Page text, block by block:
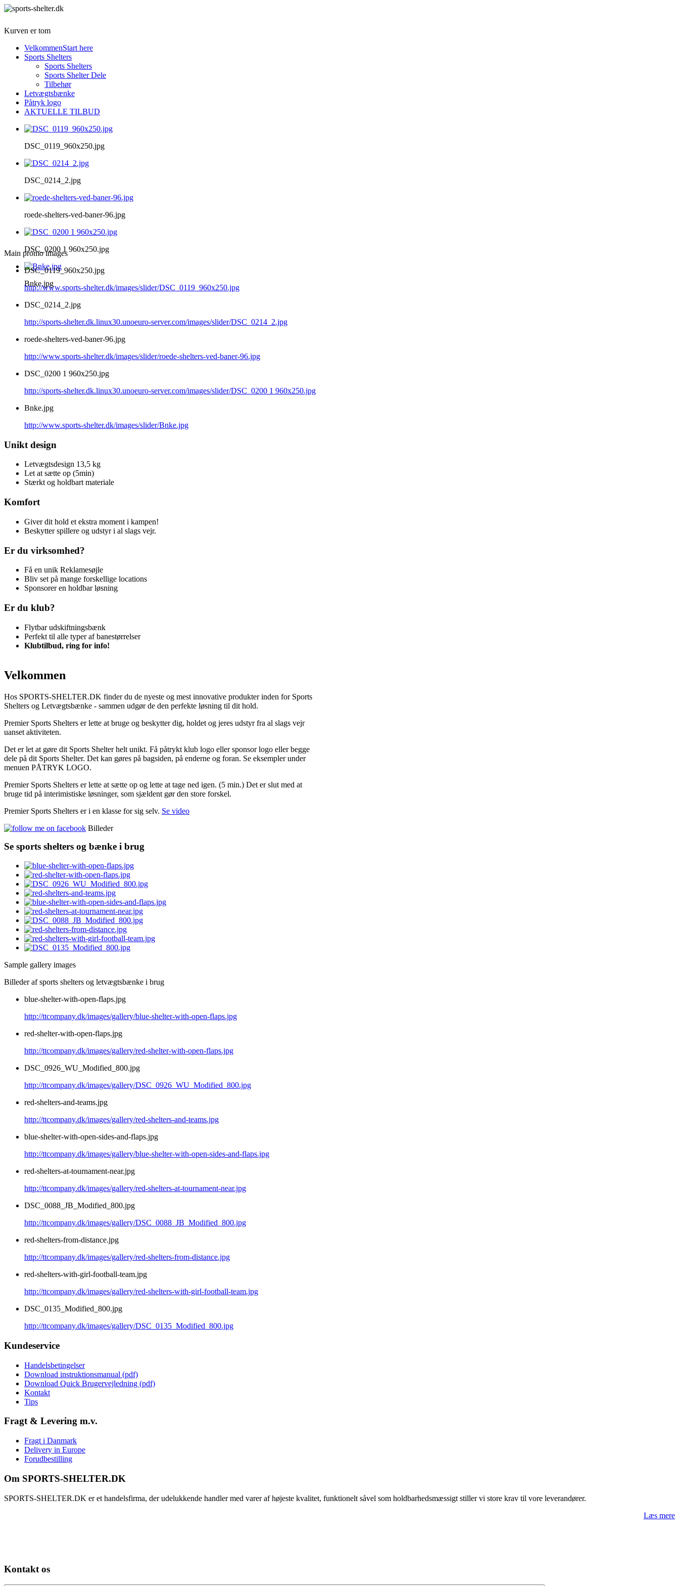
Kurven er tom
VelkommenStart here
Sports Shelters
Sports Shelters
Sports Shelter Dele
Tilbehør
Letvægtsbænke
Påtryk logo
AKTUELLE TILBUD
DSC_0119_960x250.jpg
DSC_0214_2.jpg
roede-shelters-ved-baner-96.jpg
DSC_0200 1 960x250.jpg
Bnke.jpg
Main promo images
DSC_0119_960x250.jpg
http://www.sports-shelter.dk/images/slider/DSC_0119_960x250.jpg
DSC_0214_2.jpg
http://sports-shelter.dk.linux30.unoeuro-server.com/images/slider/DSC_0214_2.jpg
roede-shelters-ved-baner-96.jpg
http://www.sports-shelter.dk/images/slider/roede-shelters-ved-baner-96.jpg
DSC_0200 1 960x250.jpg
http://sports-shelter.dk.linux30.unoeuro-server.com/images/slider/DSC_0200 1 960x250.jpg
Bnke.jpg
http://www.sports-shelter.dk/images/slider/Bnke.jpg
Unikt design
Letvægtsdesign 13,5 kg
Let at sætte op (5min)
Stærkt og holdbart materiale
Komfort
Giver dit hold et ekstra moment i kampen!
Beskytter spillere og udstyr i al slags vejr.
Er du virksomhed?
Få en unik Reklamesøjle
Bliv set på mange forskellige locations
Sponsorer en holdbar løsning
Er du klub?
Flytbar udskiftningsbænk
Perfekt til alle typer af banestørrelser
Klubtilbud, ring for info!
Velkommen
Hos SPORTS-SHELTER.DK finder du de nyeste og mest innovative produkter inden for Sports
Shelters og Letvægtsbænke - sammen udgør de den perfekte løsning til dit hold.
Premier Sports Shelters er lette at bruge og beskytter dig, holdet og jeres udstyr fra al slags vejr
uanset aktiviteten.
Det er let at gøre dit Sports Shelter helt unikt. Få påtrykt klub logo eller sponsor logo eller begge
dele på dit Sports Shelter. Det kan gøres på bagsiden, på enderne og foran. Se eksempler under
menuen PÅTRYK LOGO.
Premier Sports Shelters er lette at sætte op og lette at tage ned igen. (5 min.) Det er slut med at
bruge tid på interimistiske løsninger, som sjældent gør den store forskel.
Premier Sports Shelters er i en klasse for sig selv. Se video
Billeder
Se sports shelters og bænke i brug
Sample gallery images
Billeder af sports shelters og letvægtsbænke i brug
blue-shelter-with-open-flaps.jpg
http://ttcompany.dk/images/gallery/blue-shelter-with-open-flaps.jpg
red-shelter-with-open-flaps.jpg
http://ttcompany.dk/images/gallery/red-shelter-with-open-flaps.jpg
DSC_0926_WU_Modified_800.jpg
http://ttcompany.dk/images/gallery/DSC_0926_WU_Modified_800.jpg
red-shelters-and-teams.jpg
http://ttcompany.dk/images/gallery/red-shelters-and-teams.jpg
blue-shelter-with-open-sides-and-flaps.jpg
http://ttcompany.dk/images/gallery/blue-shelter-with-open-sides-and-flaps.jpg
red-shelters-at-tournament-near.jpg
http://ttcompany.dk/images/gallery/red-shelters-at-tournament-near.jpg
DSC_0088_JB_Modified_800.jpg
http://ttcompany.dk/images/gallery/DSC_0088_JB_Modified_800.jpg
red-shelters-from-distance.jpg
http://ttcompany.dk/images/gallery/red-shelters-from-distance.jpg
red-shelters-with-girl-football-team.jpg
http://ttcompany.dk/images/gallery/red-shelters-with-girl-football-team.jpg
DSC_0135_Modified_800.jpg
http://ttcompany.dk/images/gallery/DSC_0135_Modified_800.jpg
Kundeservice
Handelsbetingelser
Download instruktionsmanual (pdf)
Download Quick Brugervejledning (pdf)
Kontakt
Tips
Fragt & Levering m.v.
Fragt i Danmark
Delivery in Europe
Forudbestilling
Om SPORTS-SHELTER.DK
SPORTS-SHELTER.DK er et handelsfirma, der udelukkende handler med varer af højeste kvalitet, funktionelt såvel som holdbarhedsmæssigt stiller vi store krav til vore leverandører.
Læs mere
Kontakt os